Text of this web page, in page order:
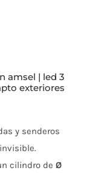
exteriores
y senderos
cilindro deØ